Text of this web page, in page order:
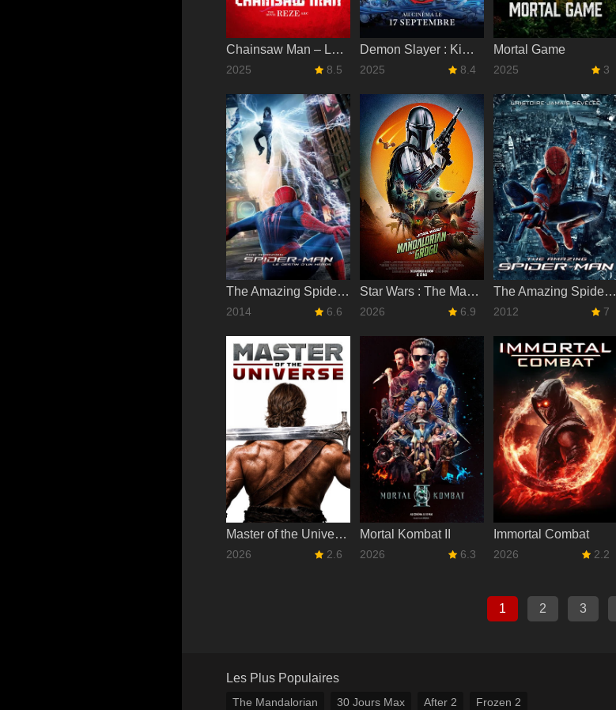
Chainsaw Man – Le Film : L'arc de Reze
2025 8.5
Demon Slayer : Kimetsu no Yaiba La Forteresse Infinie
2025 8.4
Mortal Game
2025 3
The Amazing Spider-Man : Le Destin d'un héros
2014 6.6
Star Wars : The Mandalorian and Grogu
2026 6.9
The Amazing Spider-Man
2012 7
Master of the Universe
2026 2.6
Mortal Kombat II
2026 6.3
Immortal Combat
2026 2.2
1 2 3
Les Plus Populaires
The Mandalorian 30 Jours Max After 2 Frozen 2